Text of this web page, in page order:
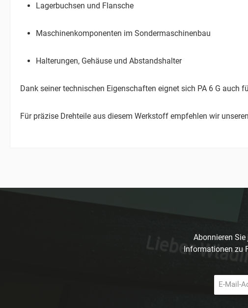
Lagerbuchsen und Flansche
Maschinenkomponenten im Sondermaschinenbau
Halterungen, Gehäuse und Abstandshalter
Dank seiner technischen Eigenschaften eignet sich PA 6 G
Für präzise Drehteile aus diesem Werkstoff empfehlen wir
Abonnieren
Informationen zu
Mail-
Adresse